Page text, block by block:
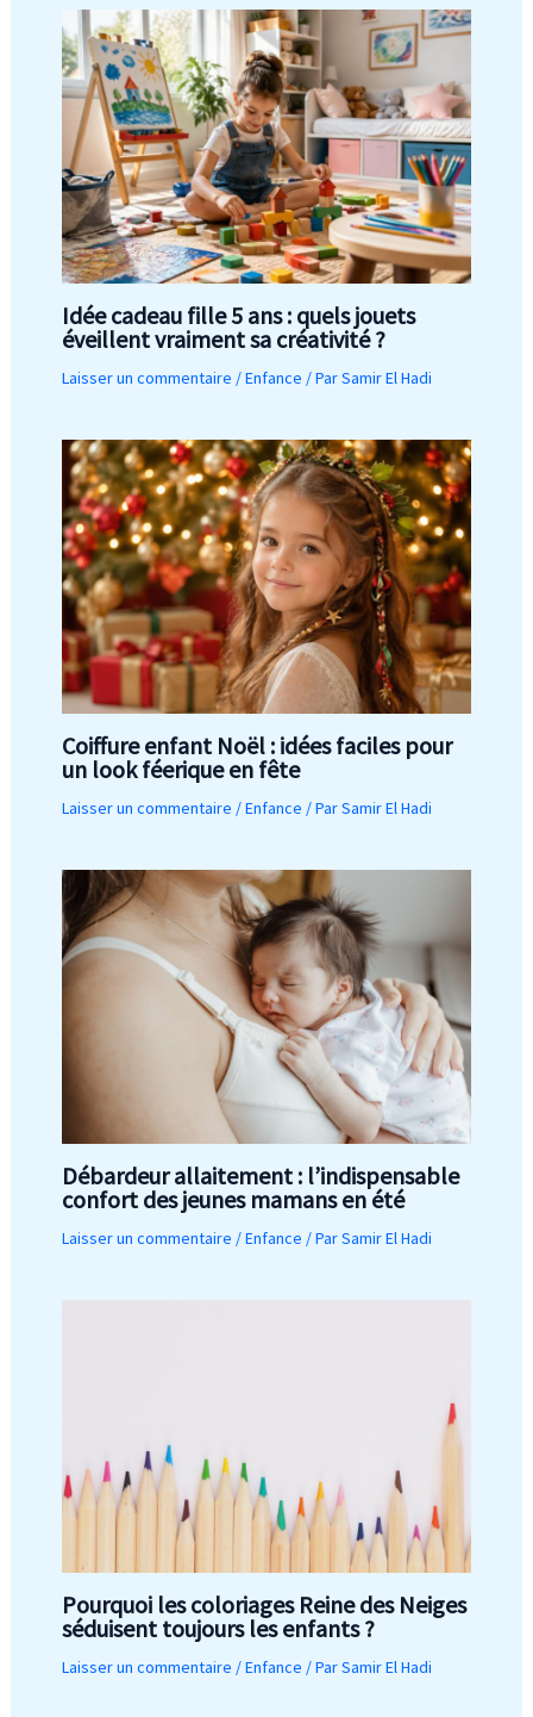
Idée cadeau fille 5 ans : quels jouets
éveillent vraiment sa créativité ?
Laisser un commentaire /Enfance / ParSamir El Hadi
Coiffure enfant Noël : idées faciles pour
un look féerique en fête
Laisser un commentaire /Enfance / ParSamir El Hadi
Débardeur allaitement : l’indispensable
confort des jeunes mamans en été
Laisser un commentaire /Enfance / ParSamir El Hadi
Pourquoi les coloriages Reine des Neiges
séduisent toujours les enfants ?
Laisser un commentaire /Enfance / ParSamir El Hadi